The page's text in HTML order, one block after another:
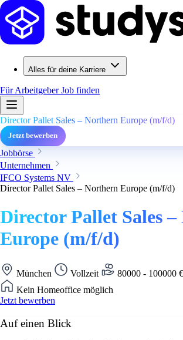
Alles für deine Karriere
Für ArbeitgeberJob finden
Director Pallet Sales – Northern Europe (m/f/d)
Jetzt bewerben
Jobbörse
Unternehmen
IFCO Systems NV
Director Pallet Sales – Northern Europe (m/f/d)
Director Pallet Sales
Europe (m/f/d)
München Vollzeit
80000 - 100000
Kein Homeoffice möglich
Jetzt bewerben
Auf einen Blick